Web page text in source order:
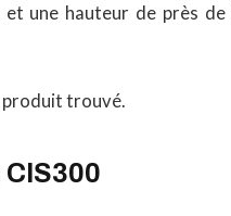
une hauteur de près
produit trouvé.